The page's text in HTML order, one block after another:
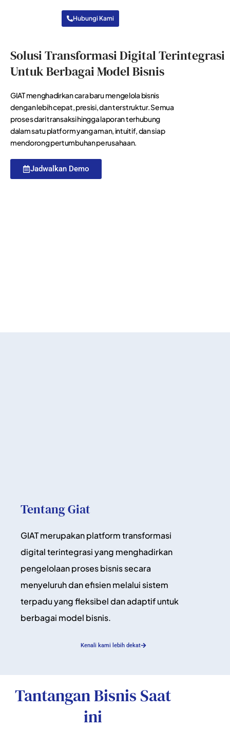
Hubungi Kami
Solusi Transformasi Digital Terintegrasi
Untuk Berbagai Model Bisnis​
GIAT menghadirkan cara baru mengelola bisnis
dengan lebih cepat, presisi, dan terstruktur. Semua
proses dari transaksi hingga laporan terhubung
dalam satu platform yang aman, intuitif, dan siap
mendorong pertumbuhan perusahaan.
Jadwalkan Demo
Tentang Giat
GIAT merupakan platform transformasi
digital terintegrasi yang menghadirkan
pengelolaan proses bisnis secara
menyeluruh dan efisien melalui sistem
terpadu yang fleksibel dan adaptif untuk
berbagai model bisnis.
Kenali kami lebih dekat
Tantangan Bisnis Saat
ini